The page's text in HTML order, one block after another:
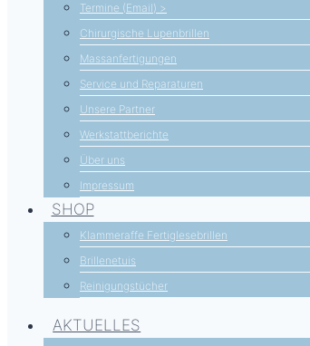
Termine (Email) >
Chirurgische Lupenbrillen
Massanfertigungen
Service und Reparaturen
Unsere Partner
Werkstattberichte
Über uns
Impressum
SHOP
Klammeraffe Fertiglesebrillen
Brillenetuis
Reinigungstücher
AKTUELLES